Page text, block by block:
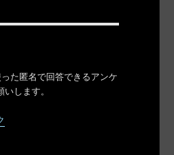
た匿名で回答できるアンケ
します。